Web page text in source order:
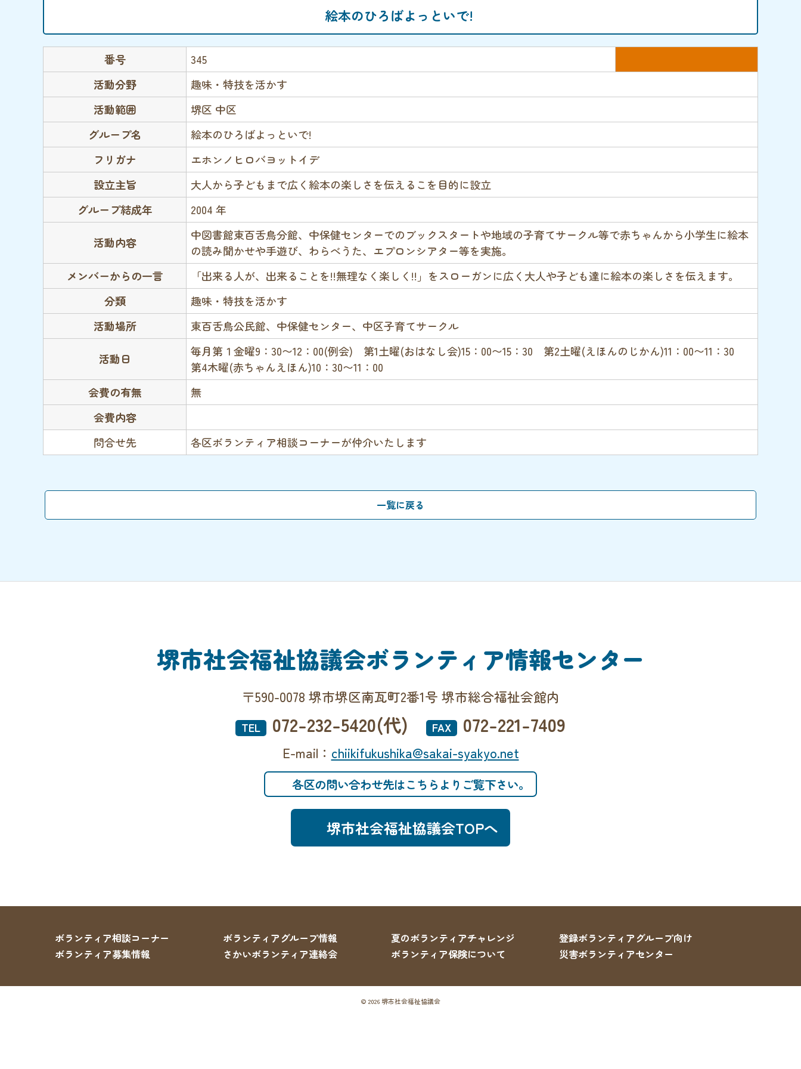
絵本のひろばよっといで!
番号
345
活動分野
趣味・特技を活かす
活動範囲
堺区 中区
グループ名
絵本のひろばよっといで!
フリガナ
エホンノヒロバヨットイデ
設立主旨
大人から子どもまで広く絵本の楽しさを伝えるこを目的に設立
グループ結成年
2004 年
活動内容
中図書館東百舌鳥分館、中保健センターでのブックスタートや地域の子育てサークル等で赤ちゃんから小学生に絵本
の読み聞かせや手遊び、わらべうた、エプロンシアター等を実施。
メンバーからの一言
「出来る人が、出来ることを!!無理なく楽しく!!」をスローガンに広く大人や子ども達に絵本の楽しさを伝えます。
分類
趣味・特技を活かす
活動場所
東百舌鳥公民館、中保健センター、中区子育てサークル
活動日
毎月第１金曜9：30〜12：00(例会) 第1土曜(おはなし会)15：00〜15：30 第2土曜(えほんのじかん)11：00〜11：30
第4木曜(赤ちゃんえほん)10：30〜11：00
会費の有無
無
会費内容
問合せ先
各区ボランティア相談コーナーが仲介いたします
堺市社会福祉協議会ボランティア情報センター
〒590-0078 堺市堺区南瓦町2番1号 堺市総合福祉会館内
TEL 072-232-5420(代) FAX 072-221-7409
E-mail： chiikifukushika@sakai-syakyo.net
各区の問い合わせ先はこちらよりご覧下さい。
堺市社会福祉協議会TOPへ
ボランティア相談コーナー ボランティアグループ情報 夏のボランティアチャレンジ
登録ボランティアグループ向け
ボランティア募集情報
さかいボランティア連絡会 ボランティア保険について 災害ボランティアセンター
© 2026 堺市社会福祉協議会